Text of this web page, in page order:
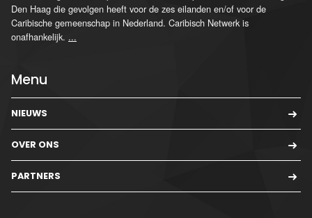
Den Haag die gevolgen heeft voor de zes eilanden en/of voor de
Caribische gemeenschap in Nederland. Caribisch Netwerk is
onafhankelijk. ...
Menu
NIEUWS
OVER ONS
PARTNERS